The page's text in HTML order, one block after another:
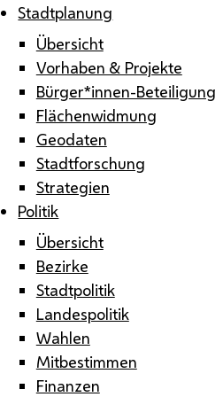
Stadtplanung
Übersicht
Vorhaben & Projekte
Bürger*innen-Beteiligung
Flächenwidmung
Geodaten
Stadtforschung
Strategien
Politik
Übersicht
Bezirke
Stadtpolitik
Landespolitik
Wahlen
Mitbestimmen
Finanzen